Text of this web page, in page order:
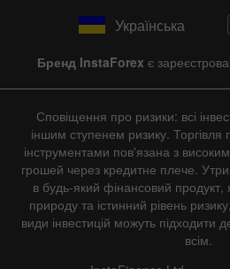
Українська
Бренд InstaForex є
Сповіщення про ризики: всі
іншим ступенем ризику.
інструментами пов'язана з
грошей через кредитне плече.
в будь-який фінансовий продукт,
природу та істинний рівень
види інвестицій можуть підходити
всім.